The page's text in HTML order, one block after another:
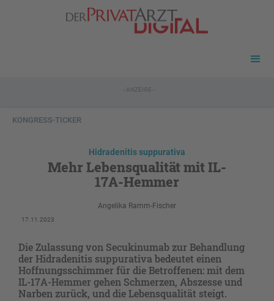
- ANZEIGE -
KONGRESS-TICKER
Hidradenitis suppurativa
Mehr Lebensqualität mit IL-
17A-Hemmer
Angelika Ramm-Fischer
17.11.2023
Die Zulassung von Secukinumab zur Behandlung
der Hidradenitis suppurativa bedeutet einen
Hoffnungsschimmer für die Betroffenen: mit dem
IL-17A-Hemmer gehen Schmerzen, Abszesse und
Narben zurück, und die Lebensqualität steigt.